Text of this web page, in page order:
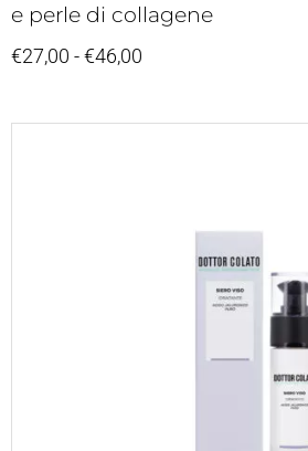
e perle di collagene
€27,00 - €46,00